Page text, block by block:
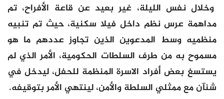
وخلال نفس الليلة، غير بعيد عن قاعة الأفراح، تم
مداهمة عرس نظم داخل فيلا سكنية، حيث تم تنبيه
منظميه وسط المدعوين الذين تجاوز عددهم ما هو
مسموح به من طرف السلطات الحكومية، الأمر الذي لم
يستسغ بعض أفراد الاسرة المنظمة للحفل، ليدخل في
شنآن مع ممثلي السلطة والأمن، لينتهي الأمر بتوقيفه.